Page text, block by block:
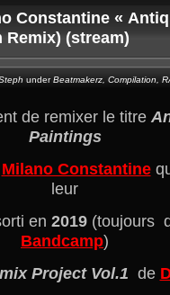
Constantine «
Remix) (stream)
underBeatmakerz Compilation
de remixer le titre
Paintings
Milano Constantine
leur
en 2019(toujours
Bandcamp)
Project Vol​.​1 de